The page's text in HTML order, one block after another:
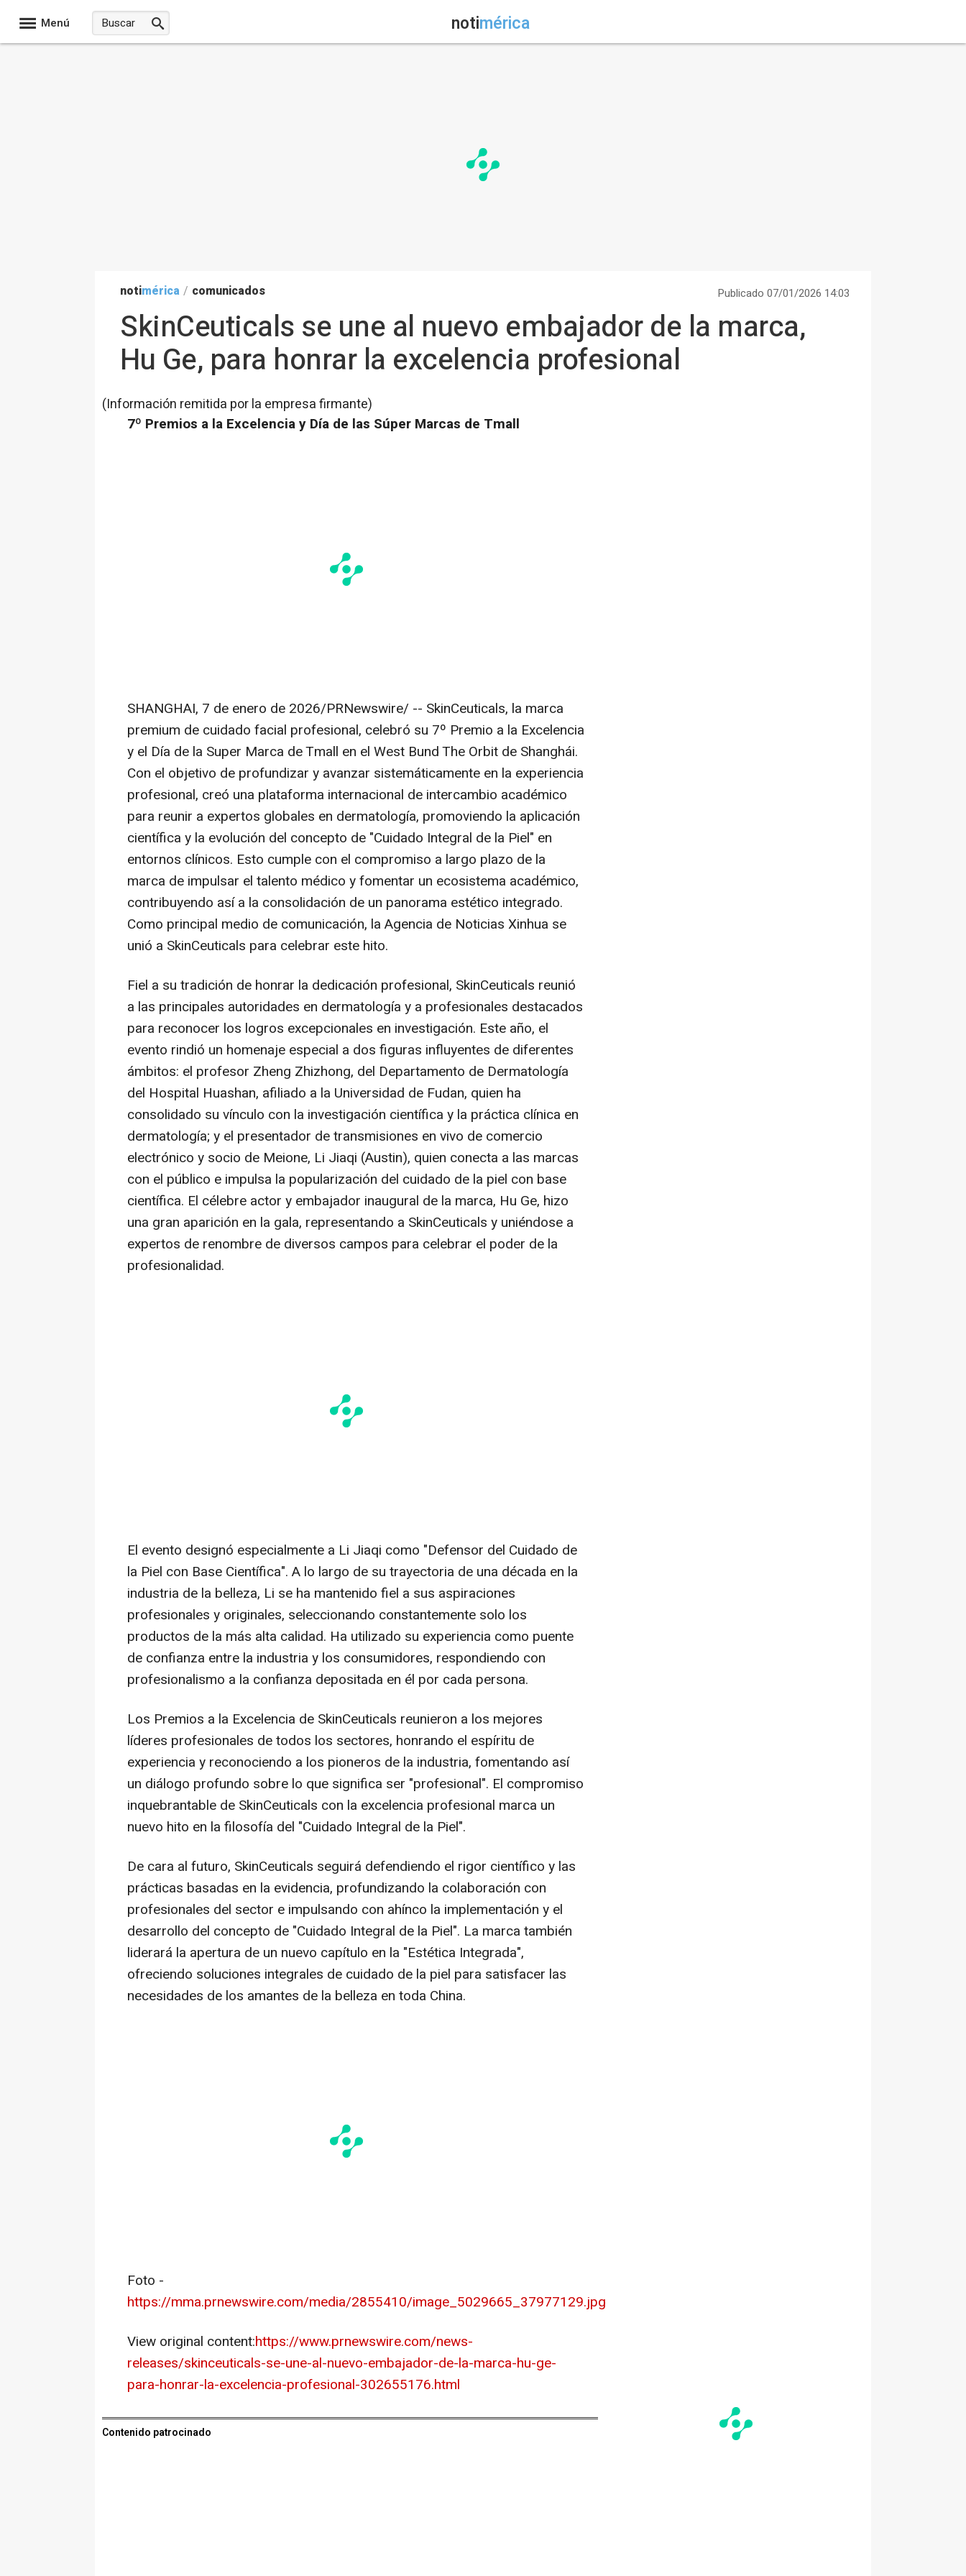
Menú notimérica
notimérica / comunicados Publicado 07/01/2026 14:03
SkinCeuticals se une al nuevo embajador de la marca,
Hu Ge, para honrar la excelencia profesional
(Información remitida por la empresa firmante)
7º Premios a la Excelencia y Día de las Súper Marcas de Tmall
SHANGHAI, 7 de enero de 2026/PRNewswire/ -- SkinCeuticals, la marca
premium de cuidado facial profesional, celebró su 7º Premio a la Excelencia
y el Día de la Super Marca de Tmall en el West Bund The Orbit de Shanghái.
Con el objetivo de profundizar y avanzar sistemáticamente en la experiencia
profesional, creó una plataforma internacional de intercambio académico
para reunir a expertos globales en dermatología, promoviendo la aplicación
científica y la evolución del concepto de "Cuidado Integral de la Piel" en
entornos clínicos. Esto cumple con el compromiso a largo plazo de la
marca de impulsar el talento médico y fomentar un ecosistema académico,
contribuyendo así a la consolidación de un panorama estético integrado.
Como principal medio de comunicación, la Agencia de Noticias Xinhua se
unió a SkinCeuticals para celebrar este hito.
Fiel a su tradición de honrar la dedicación profesional, SkinCeuticals reunió
a las principales autoridades en dermatología y a profesionales destacados
para reconocer los logros excepcionales en investigación. Este año, el
evento rindió un homenaje especial a dos figuras influyentes de diferentes
ámbitos: el profesor Zheng Zhizhong, del Departamento de Dermatología
del Hospital Huashan, afiliado a la Universidad de Fudan, quien ha
consolidado su vínculo con la investigación científica y la práctica clínica en
dermatología; y el presentador de transmisiones en vivo de comercio
electrónico y socio de Meione, Li Jiaqi (Austin), quien conecta a las marcas
con el público e impulsa la popularización del cuidado de la piel con base
científica. El célebre actor y embajador inaugural de la marca, Hu Ge, hizo
una gran aparición en la gala, representando a SkinCeuticals y uniéndose a
expertos de renombre de diversos campos para celebrar el poder de la
profesionalidad.
El evento designó especialmente a Li Jiaqi como "Defensor del Cuidado de
la Piel con Base Científica". A lo largo de su trayectoria de una década en la
industria de la belleza, Li se ha mantenido fiel a sus aspiraciones
profesionales y originales, seleccionando constantemente solo los
productos de la más alta calidad. Ha utilizado su experiencia como puente
de confianza entre la industria y los consumidores, respondiendo con
profesionalismo a la confianza depositada en él por cada persona.
Los Premios a la Excelencia de SkinCeuticals reunieron a los mejores
líderes profesionales de todos los sectores, honrando el espíritu de
experiencia y reconociendo a los pioneros de la industria, fomentando así
un diálogo profundo sobre lo que significa ser "profesional". El compromiso
inquebrantable de SkinCeuticals con la excelencia profesional marca un
nuevo hito en la filosofía del "Cuidado Integral de la Piel".
De cara al futuro, SkinCeuticals seguirá defendiendo el rigor científico y las
prácticas basadas en la evidencia, profundizando la colaboración con
profesionales del sector e impulsando con ahínco la implementación y el
desarrollo del concepto de "Cuidado Integral de la Piel". La marca también
liderará la apertura de un nuevo capítulo en la "Estética Integrada",
ofreciendo soluciones integrales de cuidado de la piel para satisfacer las
necesidades de los amantes de la belleza en toda China.
Foto -
https://mma.prnewswire.com/media/2855410/image_5029665_37977129.jpg
View original content:https://www.prnewswire.com/news-
releases/skinceuticals-se-une-al-nuevo-embajador-de-la-marca-hu-ge-
para-honrar-la-excelencia-profesional-302655176.html
Contenido patrocinado